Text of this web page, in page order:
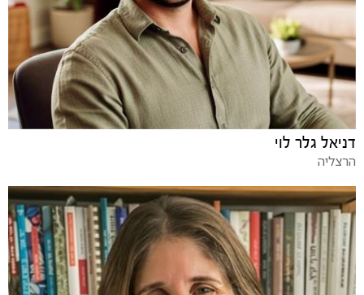
דניאל גלר לוי
הרצליה